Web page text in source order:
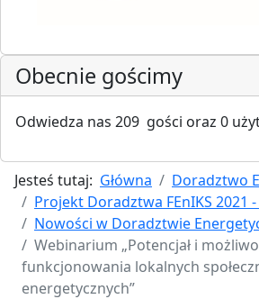
Obecnie gościmy
Odwiedza nas 209 gości oraz 0
Jesteś tutaj: Główna
Doradztwo
Projekt Doradztwa FEnIKS 2021
Nowości w Doradztwie
Webinarium „Potencjał i
funkcjonowania lokalnych
energetycznych”